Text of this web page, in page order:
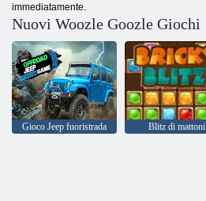
immediatamente.
Nuovi Woozle Goozle Giochi
Gioco Jeep fuoristrada Blitz di mattoni